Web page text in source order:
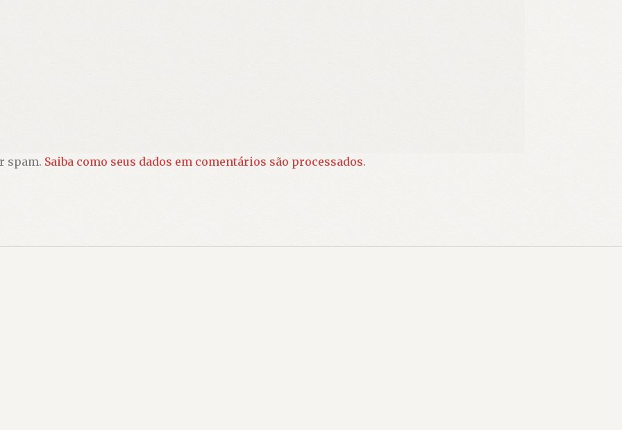
spam. Saiba como seus dados em comentários são processados.